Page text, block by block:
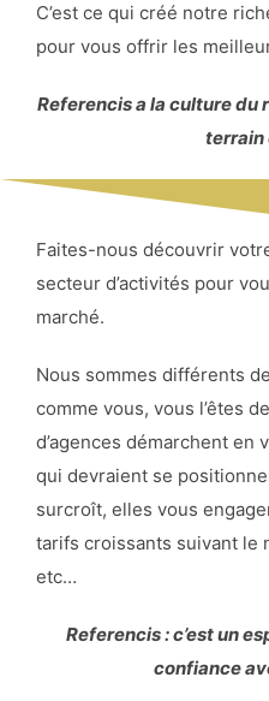
C’est ce qui créé notre
pour vous offrir les
Referencis a la culture du
terrain
Faites-nous découvrir
secteur d’activités pour
marché.
Nous sommes différents
comme vous, vous l’êtes
d’agences démarchent en
qui devraient se
surcroît, elles vous
tarifs croissants suivant le
etc…
Referencis : c’est un
confiance